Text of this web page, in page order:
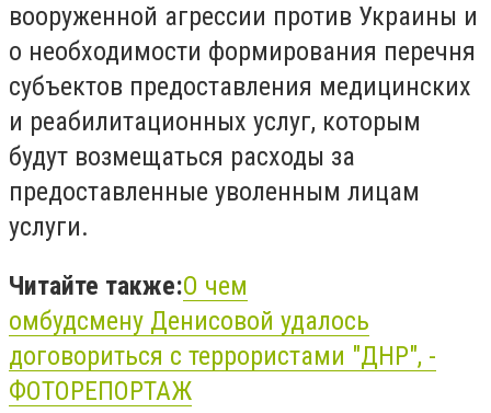
вооруженной агрессии против Украины и
о необходимости формирования перечня
субъектов предоставления медицинских
и реабилитационных услуг, которым
будут возмещаться расходы за
предоставленные уволенным лицам
услуги.
Читайте также:О чем
омбудсмену Денисовой удалось
договориться с террористами "ДНР", -
ФОТОРЕПОРТАЖ